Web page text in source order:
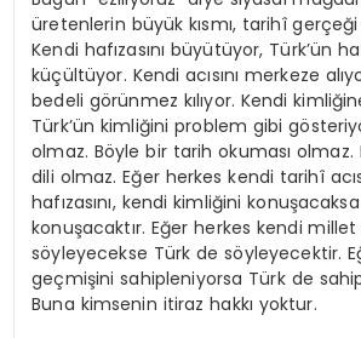
üretenlerin büyük kısmı, tarihî
Kendi hafızasını büyütüyor, Türk’ün
küçültüyor. Kendi acısını merkeze
bedeli görünmez kılıyor. Kendi
Türk’ün kimliğini problem gibi
olmaz. Böyle bir tarih okuması olmaz.
dili olmaz. Eğer herkes kendi tarihî
hafızasını, kendi kimliğini
konuşacaktır. Eğer herkes kendi millet
söyleyecekse Türk de söyleyecektir.
geçmişini sahipleniyorsa Türk de
Buna kimsenin itiraz hakkı yoktur.